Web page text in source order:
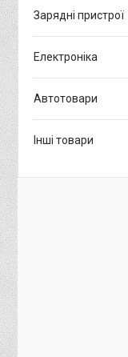
Зарядні пристрої
Електроніка
Автотовари
Інші товари